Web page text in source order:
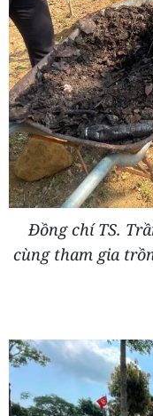
Đồng chí TS.
cùng tham gia